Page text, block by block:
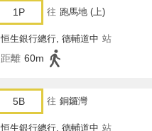
1P 往 跑馬地 (上)
恒生銀行總行, 德輔道中 站
距離 60m
5B 往 銅鑼灣
恒生銀行總行, 德輔道中 站